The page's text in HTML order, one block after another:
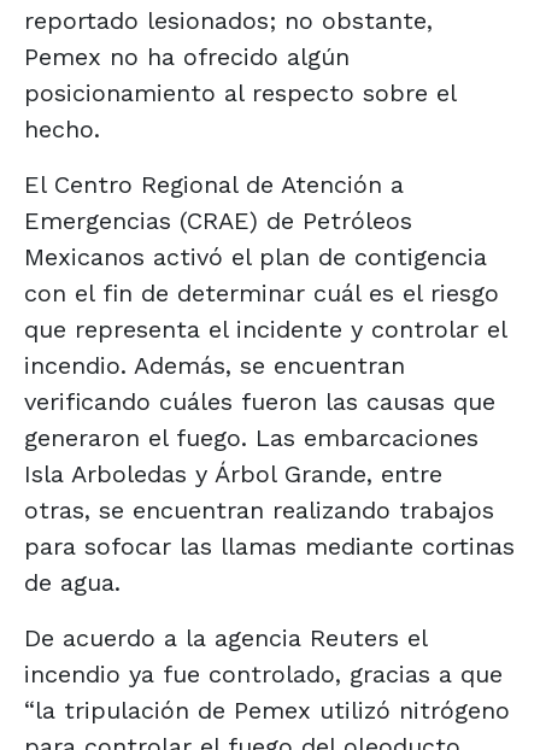
reportado lesionados; no obstante,
Pemex no ha ofrecido algún
posicionamiento al respecto sobre el
hecho.
El Centro Regional de Atención a
Emergencias (CRAE) de Petróleos
Mexicanos activó el plan de contigencia
con el fin de determinar cuál es el riesgo
que representa el incidente y controlar el
incendio. Además, se encuentran
verificando cuáles fueron las causas que
generaron el fuego. Las embarcaciones
Isla Arboledas y Árbol Grande, entre
otras, se encuentran realizando trabajos
para sofocar las llamas mediante cortinas
de agua.
De acuerdo a la agencia Reuters el
incendio ya fue controlado, gracias a que
“la tripulación de Pemex utilizó nitrógeno